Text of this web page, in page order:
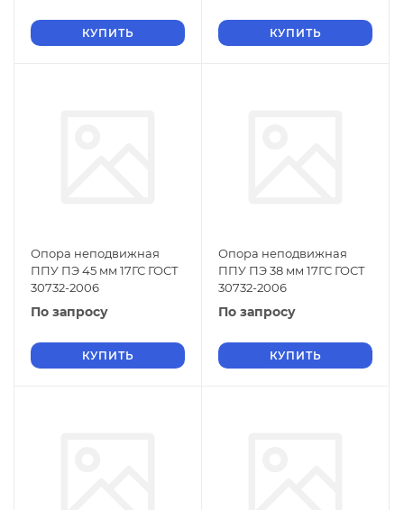
КУПИТЬ КУПИТЬ
Опора неподвижная
ППУ ПЭ 45 мм 17ГС ГОСТ
30732-2006
По запросу
КУПИТЬ
Опора неподвижная
ППУ ПЭ 38 мм 17ГС ГОСТ
30732-2006
По запросу
КУПИТЬ